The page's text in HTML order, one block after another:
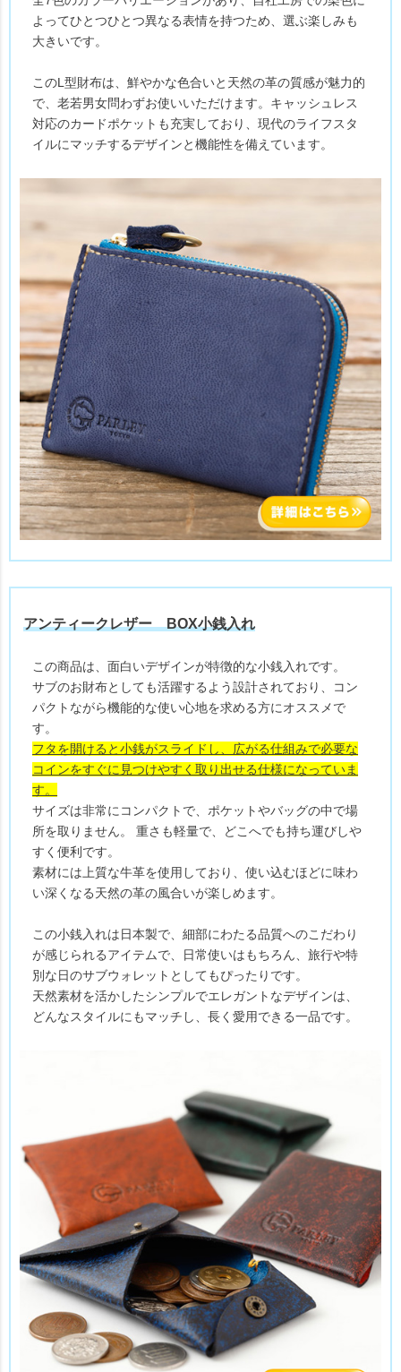
よってひとつひとつ異なる表情を持つため、選ぶ楽しみも
大きいです。
このL型財布は、鮮やかな色合いと天然の革の質感が魅力的
で、老若男女問わずお使いいただけます。キャッシュレス
対応のカードポケットも充実しており、現代のライフスタ
イルにマッチするデザインと機能性を備えています。
アンティークレザー BOX小銭入れ
この商品は、面白いデザインが特徴的な小銭入れです。
サブのお財布としても活躍するよう設計されており、コン
パクトながら機能的な使い心地を求める方にオススメで
す。
フタを開けると小銭がスライドし、広がる仕組みで必要な
コインをすぐに見つけやすく取り出せる仕様になっていま
す。
サイズは非常にコンパクトで、ポケットやバッグの中で場
所を取りません。 重さも軽量で、どこへでも持ち運びしや
すく便利です。
素材には上質な牛革を使用しており、使い込むほどに味わ
い深くなる天然の革の風合いが楽しめます。
この小銭入れは日本製で、細部にわたる品質へのこだわり
が感じられるアイテムで、日常使いはもちろん、旅行や特
別な日のサブウォレットとしてもぴったりです。
天然素材を活かしたシンプルでエレガントなデザインは、
どんなスタイルにもマッチし、長く愛用できる一品です。